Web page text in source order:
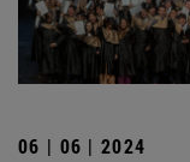
06 | 06 | 2024